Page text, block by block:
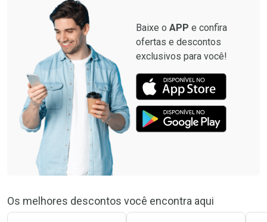
Baixe o APP e confira
ofertas e descontos
exclusivos para você!
Os melhores descontos você encontra aqui